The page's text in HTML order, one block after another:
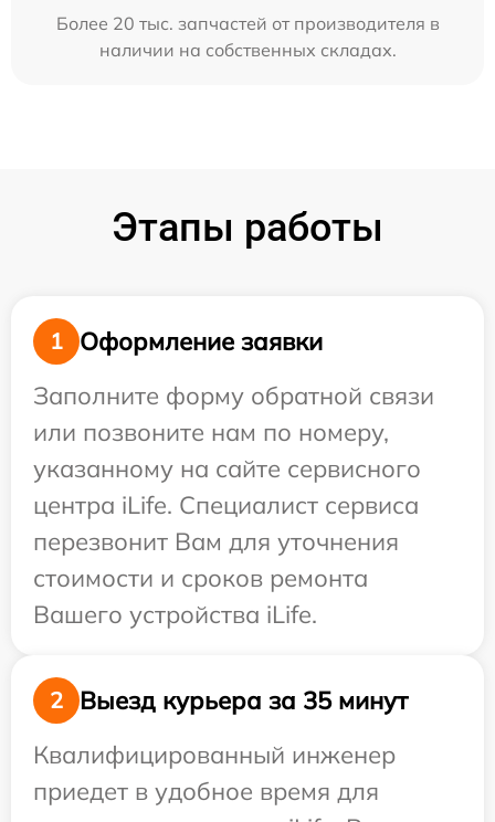
Более 20 тыс. запчастей от производителя в
наличии на собственных складах.
Этапы работы
1
Оформление заявки
Заполните форму обратной связи
или позвоните нам по номеру,
указанному на сайте сервисного
центра iLife. Специалист сервиса
перезвонит Вам для уточнения
стоимости и сроков ремонта
Вашего устройства iLife.
2
Выезд курьера за 35 минут
Квалифицированный инженер
приедет в удобное время для